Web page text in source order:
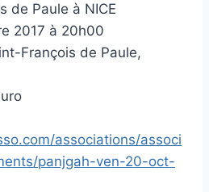
de Paule à NICE
2017 à 20h00
François de Paule,
associations/associ
panjgah-ven-20-oct-